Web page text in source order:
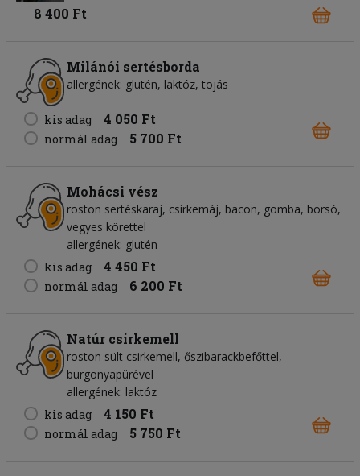
8 400 Ft
Milánói sertésborda
allergének: glutén, laktóz, tojás
kis adag 4 050 Ft
normál adag 5 700 Ft
Mohácsi vész
roston sertéskaraj, csirkemáj, bacon, gomba, borsó,
vegyes körettel
allergének: glutén
kis adag
4 450 Ft
normál adag 6 200 Ft
Natúr csirkemell
roston sült csirkemell, őszibarackbefőttel,
burgonyapürével
allergének: laktóz
kis adag
4 150 Ft
normál adag 5 750 Ft